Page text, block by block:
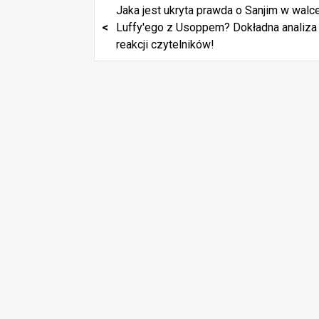
Jaka jest ukryta prawda o Sanjim w
Luffy'ego z Usoppem? Dokładna analiza
reakcji czytelników!